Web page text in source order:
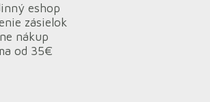
eshop
zásielok
nákup
od 35€